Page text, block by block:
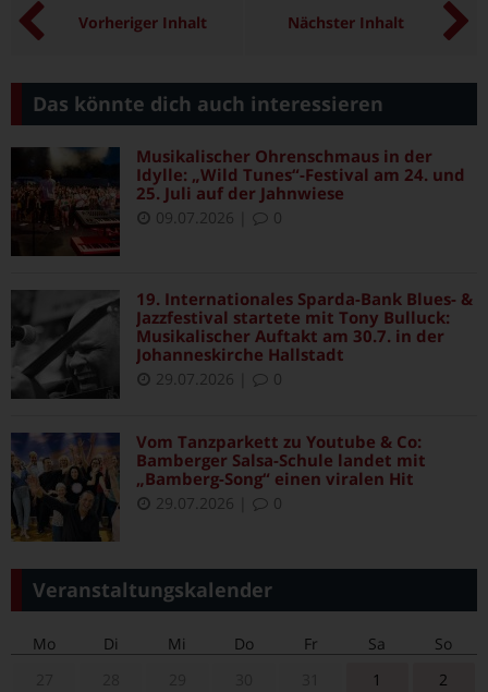
Vorheriger Inhalt Nächster Inhalt
Das könnte dich auch interessieren
Musikalischer Ohrenschmaus in der
Idylle: „Wild Tunes“-Festival am 24. und
25. Juli auf der Jahnwiese
09.07.2026 0
19. Internationales Sparda-Bank Blues- &
Jazzfestival startete mit Tony Bulluck:
Musikalischer Auftakt am 30.7. in der
Johanneskirche Hallstadt
29.07.2026 0
Vom Tanzparkett zu Youtube & Co:
Bamberger Salsa-Schule landet mit
„Bamberg-Song“ einen viralen Hit
29.07.2026 0
Veranstaltungskalender
Mo Di Mi Do Fr Sa
So
1 2